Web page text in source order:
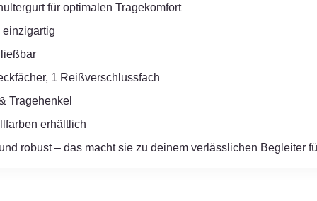
für optimalen Tragekomfort
einzigartig
1 Reißverschlussfach
Tragehenkel
erhältlich
robust – das macht sie zu deinem verlässlichen Begleiter